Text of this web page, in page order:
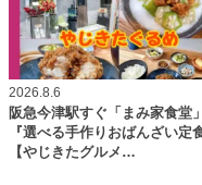
2026.8.6
阪急今津駅すぐ「まみ家食堂
『選べる手作りおばんざい定
【やじきたグルメ…